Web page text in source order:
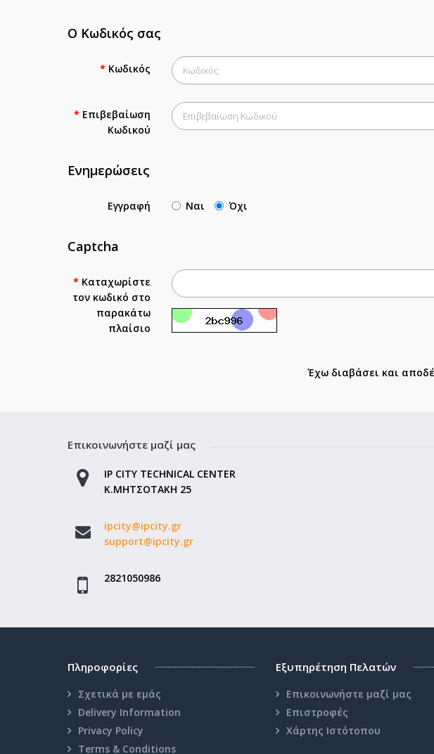
Ο Κωδικός σας
Κωδικός
Επιβεβαίωση
Κωδικού
Ενημερώσεις
Εγγραφή Ναι Όχι
Captcha
Καταχωρίστε
τον κωδικό στο
παρακάτω
πλαίσιο
Έχω διαβάσει και
Επικοινωνήστε μαζί μας
IP CITY TECHNICAL CENTER
Κ.ΜΗΤΣΟΤΑΚΗ 25
ipcity@ipcity.gr
support@ipcity.gr
2821050986
Πληροφορίες
Σχετικά με εμάς
Delivery Information
Privacy Policy
Terms & Conditions
Εξυπηρέτηση Πελατών
Επικοινωνήστε μαζί μας
Επιστροφές
Χάρτης Ιστότοπου